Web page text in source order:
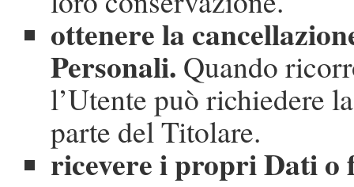
ottenere la
Personali. Quando
l’Utente può richiedere
parte del Titolare.
ricevere i propri Dati